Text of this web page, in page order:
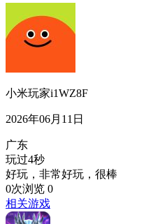
小米玩家i1WZ8F
2026年06月11日
广东
玩过4秒
好玩，非常好玩，很棒
0次浏览 0
相关游戏